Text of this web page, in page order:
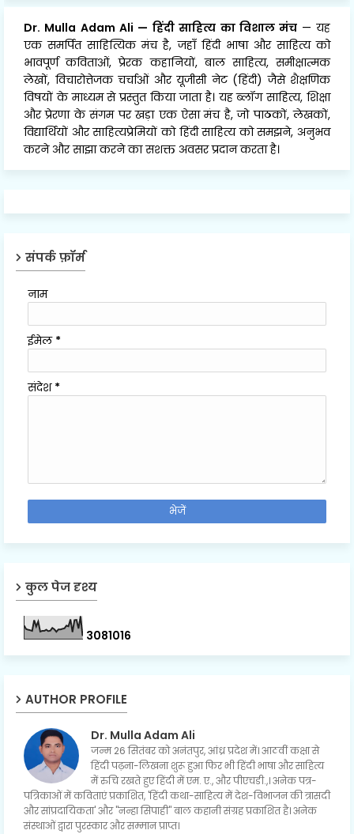
Dr. Mulla Adam Ali — हिंदी साहित्य का विशाल मंच — यह
एक समर्पित साहित्यिक मंच है, जहाँ हिंदी भाषा और साहित्य को
भावपूर्ण कविताओं, प्रेरक कहानियों, बाल साहित्य, समीक्षात्मक
लेखों, विचारोत्तेजक चर्चाओं और यूजीसी नेट (हिंदी) जैसे शैक्षणिक
विषयों के माध्यम से प्रस्तुत किया जाता है। यह ब्लॉग साहित्य, शिक्षा
और प्रेरणा के संगम पर खड़ा एक ऐसा मंच है, जो पाठकों, लेखकों,
विद्यार्थियों और साहित्यप्रेमियों को हिंदी साहित्य को समझने, अनुभव
करने और साझा करने का सशक्त अवसर प्रदान करता है।
संपर्क फ़ॉर्म
नाम
ईमेल *
संदेश *
कुल पेज दृश्य
3081016
AUTHOR PROFILE
Dr. Mulla Adam Ali
जन्म 26 सितंबर को अनंतपुर, आंध्र प्रदेश में। आठवीं कक्षा से
हिंदी पढ़ना-लिखना शुरू हुआ फिर भी हिंदी भाषा और साहित्य
में रुचि रखते हुए हिंदी में एम. ए., और पीएचडी.,। अनेक पत्र-
पत्रिकाओं में कविताएं प्रकाशित, 'हिंदी कथा-साहित्य में देश-विभाजन की त्रासदी
और सांप्रदायिकता' और "नन्हा सिपाही" बाल कहानी संग्रह प्रकाशित है। अनेक
संस्थाओं द्वारा पुरस्कार और सम्मान प्राप्त।